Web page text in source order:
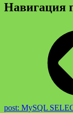
Навигация
post: MySQL